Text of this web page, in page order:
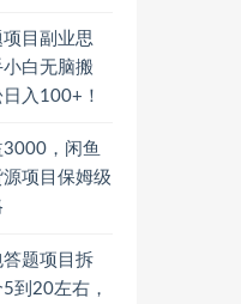
目副业思
白无脑搬
入100+！
，闲鱼
源项目保姆级
题项目拆
到20左右，